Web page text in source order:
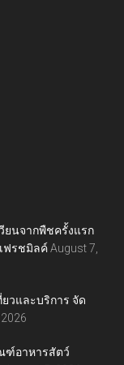
ยนจากพืชครั้งแรก
ฟรชมิลค์ August 7,
วและบริการ จัด
ฑ์อาหารสัตว์